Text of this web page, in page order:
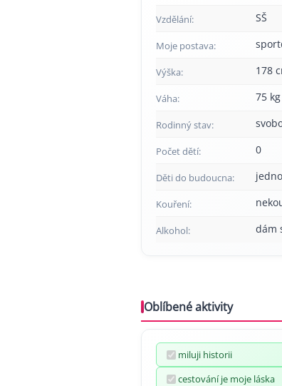
Vzdělání: SŠ
Moje postava:
Výška: 178
Váha: 75 kg
Rodinný stav:
Počet dětí: 0
Děti do budoucna:
Kouření:
Alkohol: dám
Oblíbené aktivity
miluji historii
cestování je moje láska